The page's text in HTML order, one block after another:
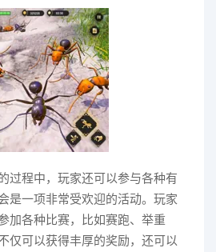
过程中，玩家还可以参与各种有
是一项非常受欢迎的活动。玩家
加各种比赛，比如赛跑、举重
仅可以获得丰厚的奖励，还可以